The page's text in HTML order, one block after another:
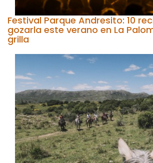
Festival Parque Andresito: 10
gozarla este verano en La
grilla